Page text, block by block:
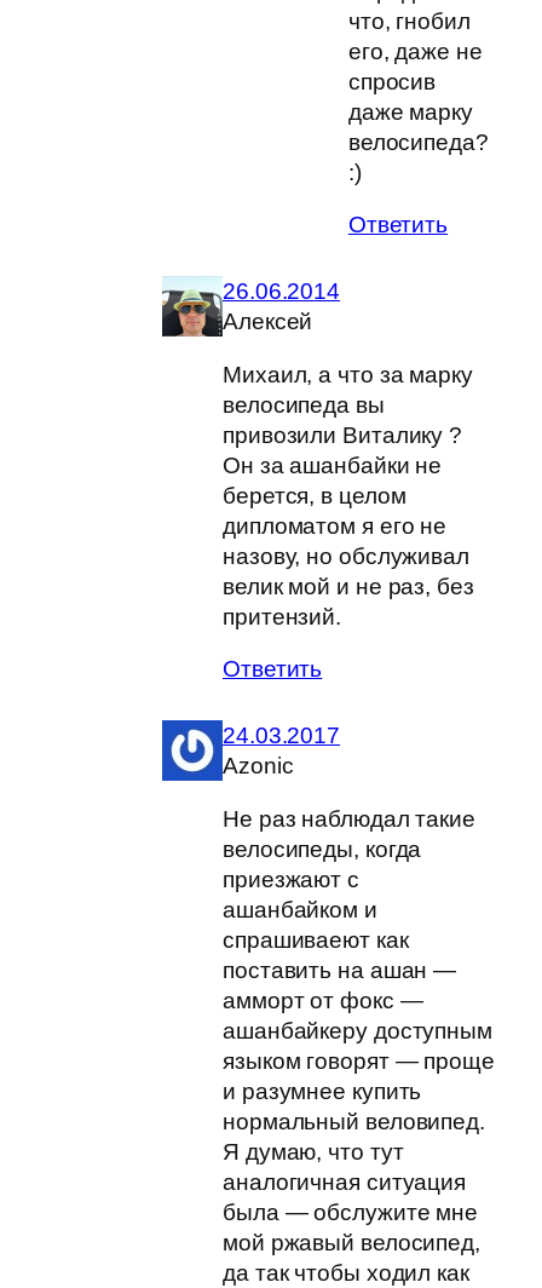
что, гнобил
его, даже не
спросив
даже марку
велосипеда?
:)
Ответить
26.06.2014
Алексей
Михаил, а что за марку
велосипеда вы
привозили Виталику ?
Он за ашанбайки не
берется, в целом
дипломатом я его не
назову, но обслуживал
велик мой и не раз, без
притензий.
Ответить
24.03.2017
Azonic
Не раз наблюдал такие
велосипеды, когда
приезжают с
ашанбайком и
спрашиваеют как
поставить на ашан —
амморт от фокс —
ашанбайкеру доступным
языком говорят — проще
и разумнее купить
нормальный веловипед.
Я думаю, что тут
аналогичная ситуация
была — обслужите мне
мой ржавый велосипед,
да так чтобы ходил как